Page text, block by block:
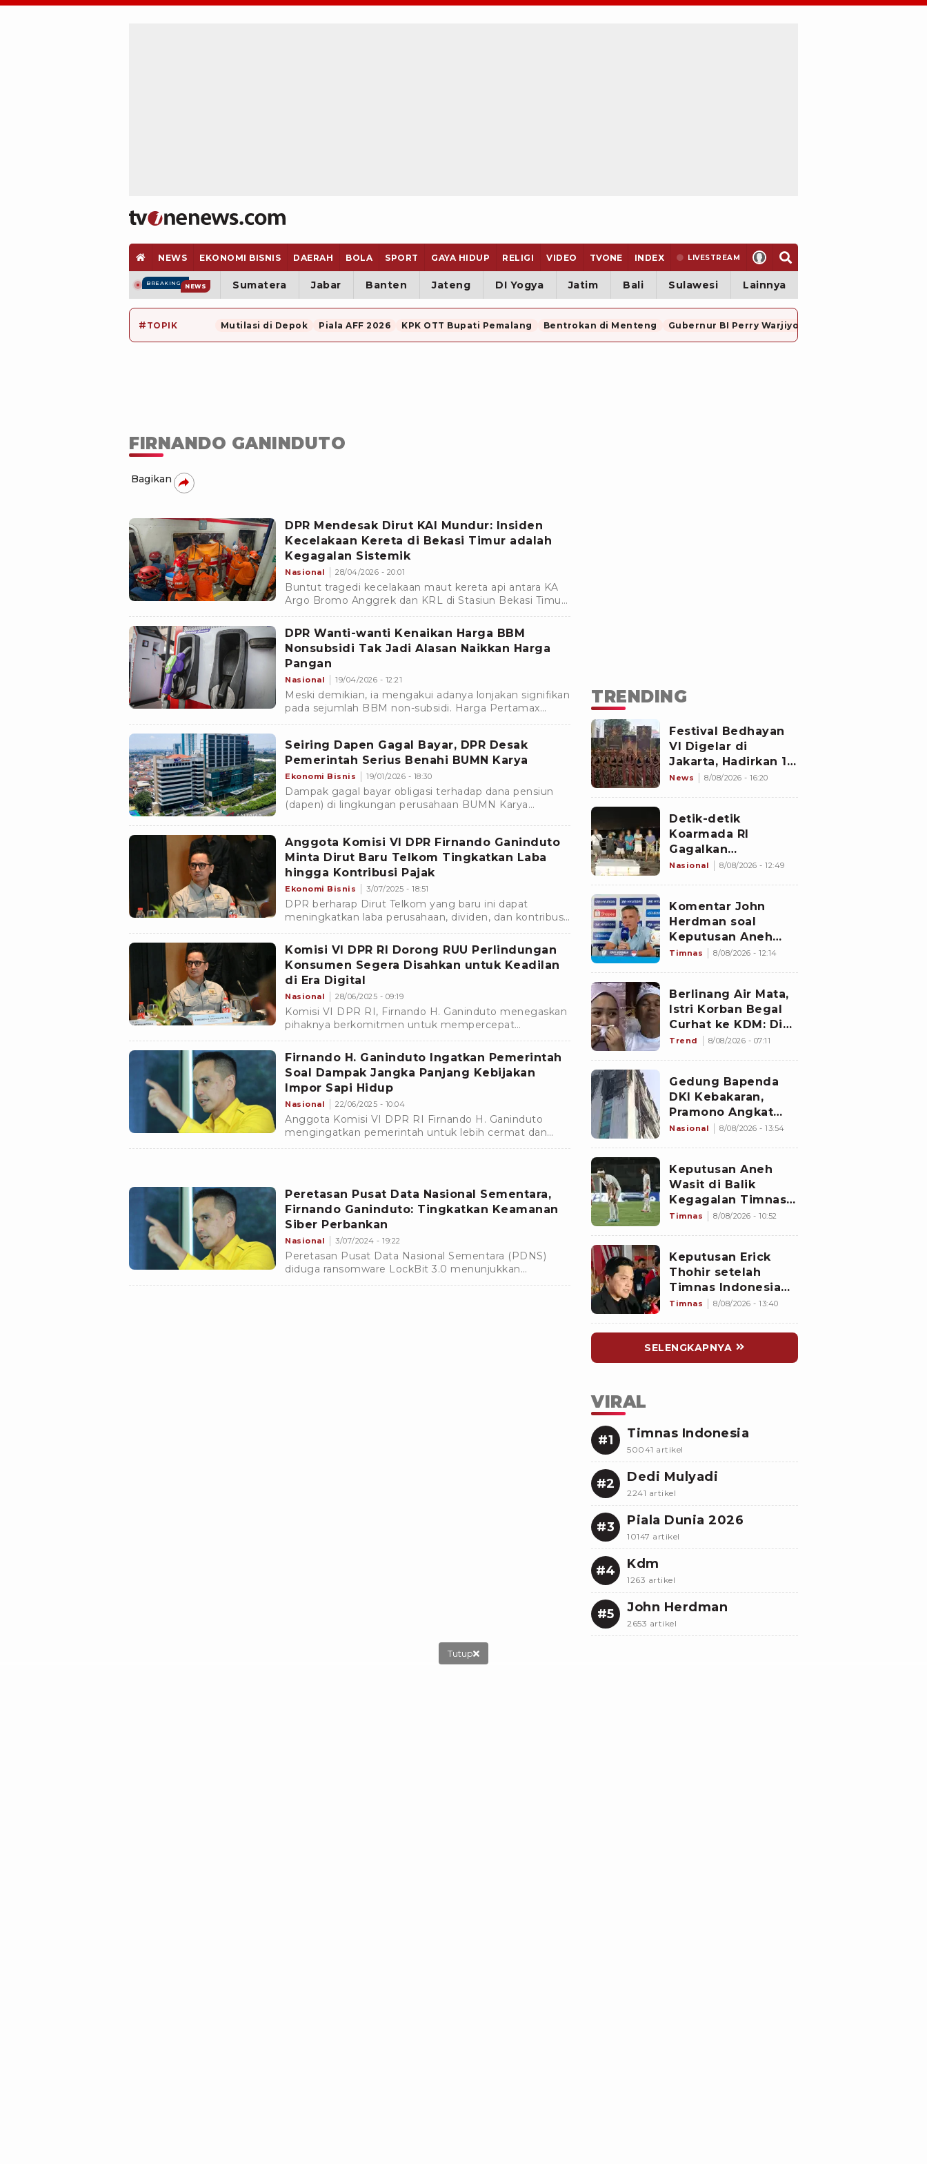
NEWS EKONOMI BISNIS DAERAH BOLA SPORT GAYA HIDUP RELIGI VIDEO TVONE INDEX LIVESTREAM
BREAKING NEWS Sumatera Jabar Banten Jateng DI Yogya Jatim Bali Sulawesi Lainnya
# TOPIK Mutilasi di Depok Piala AFF 2026 KPK OTT Bupati Pemalang Bentrokan di Menteng Gubernur BI Perry Warjiyo Mundur
FIRNANDO GANINDUTO
Bagikan
DPR Mendesak Dirut KAI Mundur: Insiden
Kecelakaan Kereta di Bekasi Timur adalah
Kegagalan Sistemik
Nasional 28/04/2026 - 20:01
Buntut tragedi kecelakaan maut kereta api antara KA
Argo Bromo Anggrek dan KRL di Stasiun Bekasi Timur
yang mengakibatkan puluhan korban luka-luka dan
belasan
DPR Wanti-wanti Kenaikan Harga BBM
Nonsubsidi Tak Jadi Alasan Naikkan Harga
Pangan
Nasional 19/04/2026 - 12:21
Meski demikian, ia mengakui adanya lonjakan signifikan
pada sejumlah BBM non-subsidi. Harga Pertamax
Turbo melonjak dari Rp13.100 menjadi Rp19.400 per
Seiring Dapen Gagal Bayar, DPR Desak
Pemerintah Serius Benahi BUMN Karya
Ekonomi Bisnis 19/01/2026 - 18:30
Dampak gagal bayar obligasi terhadap dana pensiun
(dapen) di lingkungan perusahaan BUMN Karya
Anggota Komisi VI DPR Firnando Ganinduto
Minta Dirut Baru Telkom Tingkatkan Laba
hingga Kontribusi Pajak
Ekonomi Bisnis 3/07/2025 - 18:51
DPR berharap Dirut Telkom yang baru ini dapat
meningkatkan laba perusahaan, dividen, dan kontribusi
pajak untuk negara.
Komisi VI DPR RI Dorong RUU Perlindungan
Konsumen Segera Disahkan untuk Keadilan
di Era Digital
Nasional 28/06/2025 - 09:19
Komisi VI DPR RI, Firnando H. Ganinduto menegaskan
pihaknya berkomitmen untuk mempercepat
pembahasan Rancangan Undang-Undnag
Perlindungan Konsumen.
Firnando H. Ganinduto Ingatkan Pemerintah
Soal Dampak Jangka Panjang Kebijakan
Impor Sapi Hidup
Nasional 22/06/2025 - 10:04
Anggota Komisi VI DPR RI Firnando H. Ganinduto
mengingatkan pemerintah untuk lebih cermat dan
bijaksana dalam membuka kran impor sapi hidup secara
Peretasan Pusat Data Nasional Sementara,
Firnando Ganinduto: Tingkatkan Keamanan
Siber Perbankan
Nasional 3/07/2024 - 19:22
Peretasan Pusat Data Nasional Sementara (PDNS)
diduga ransomware LockBit 3.0 menunjukkan
kerentanan infrastruktur IT dari serangan hacker.
TRENDING
Festival Bedhayan
VI Digelar di
Jakarta, Hadirkan 16
Kelompok Tari dari
News 8/08/2026 - 16:20
Detik-detik
Koarmada RI
Gagalkan
Penyelundupan 1,3
Perairan Bintan
Nasional 8/08/2026 - 12:49
Komentar John
Herdman soal
Keputusan Aneh
Wasit Laga Timnas
AFF 2026: Percuma
Bahas Itu
Timnas 8/08/2026 - 12:14
Berlinang Air Mata,
Istri Korban Begal
Curhat ke KDM: Dia
Abis Shalat Tahajud
Trend 8/08/2026 - 07:11
Gedung Bapenda
DKI Kebakaran,
Pramono Angkat
Bicara soal Nasib
Nasional 8/08/2026 - 13:54
Keputusan Aneh
Wasit di Balik
Kegagalan Timnas
Indonesia Lolos
Singapura dan
Rugikan Garuda
Timnas 8/08/2026 - 10:52
Keputusan Erick
Thohir setelah
Timnas Indonesia
Gagal Lolos
2026: Skuad John
Herdman Dievaluasi
Timnas 8/08/2026 - 13:40
SELENGKAPNYA
VIRAL
#1 Timnas Indonesia
50041 artikel
#2 Dedi Mulyadi
2241 artikel
#3 Piala Dunia 2026
10147 artikel
#4 Kdm
1263 artikel
#5 John Herdman
2653 artikel
Tutup